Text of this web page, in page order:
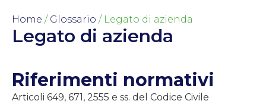
Home / Glossario / Legato di azienda
Legato di azienda
Riferimenti normativi
Articoli 649, 671, 2555 e ss. del Codice Civile